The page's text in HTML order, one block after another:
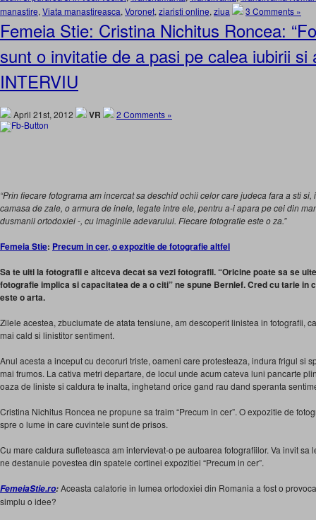
manastire, Viata manastireasca, Voronet, ziaristi online, ziua 3 Comments »
Femeia Stie: Cristina Nichitus Roncea:
sunt o invitatie de a pasi pe calea iubirii si
INTERVIU
April 21st, 2012 VR 2 Comments »
“Prin fiecare fotograma am incercat sa deschid ochii celor care judeca fara a sti
camasa de zale, o armura de inele, legate intre ele, pentru a-i apara pe cei din
dusmanii ortodoxiei -, cu imaginile adevarului. Fiecare fotografie este o za.”
Femeia Stie: Precum in cer, o expozitie de fotografie altfel
Sa te uiti la fotografii e altceva decat sa vezi fotografii. “Oricine poate sa se
fotografie implica si capacitatea de a o citi” ne spune Bernlef. Cred cu tarie in
este o arta.
Zilele acestea, zbuciumate de atata tensiune, am descoperit linistea in fotografii,
mai cald si linistitor sentiment.
Anul acesta a inceput cu decoruri triste, oameni care protesteaza, indura frigul si
mai frumos. La cativa metri departare, de locul unde acum cateva luni pancarte
oaza de liniste si caldura te inalta, inghetand orice gand rau dand speranta
Cristina Nichitus Roncea ne propune sa traim “Precum in cer”. O expozitie de
spre o lume in care cuvintele sunt de prisos.
Cu mare caldura sufleteasca am intervievat-o pe autoarea fotografiilor. Va invit sa
ne destanuie povestea din spatele cortinei expozitiei “Precum in cer”.
FemeiaStie.ro:Aceasta calatorie in lumea ortodoxiei din Romania a fost o
simplu o idee?